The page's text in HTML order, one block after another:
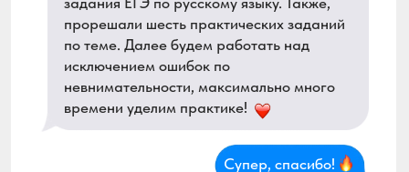
Бесплатные материалы для занятий в
неограниченном количестве и постоянно
обновляемая электронная библиотека!